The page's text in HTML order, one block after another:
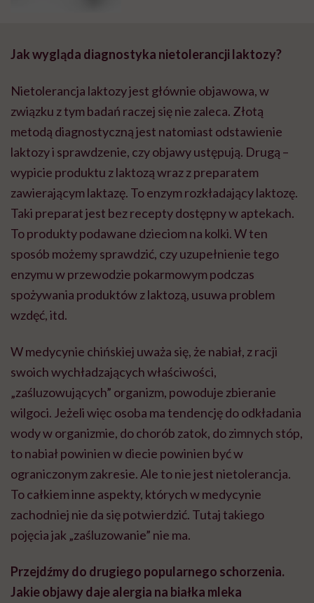
Jak wygląda diagnostyka nietolerancji laktozy?
Nietolerancja laktozy jest głównie objawowa, w
związku z tym badań raczej się nie zaleca. Złotą
metodą diagnostyczną jest natomiast odstawienie
laktozy i sprawdzenie, czy objawy ustępują. Drugą –
wypicie produktu z laktozą wraz z preparatem
zawierającym laktazę. To enzym rozkładający laktozę.
Taki preparat jest bez recepty dostępny w aptekach.
To produkty podawane dzieciom na kolki. W ten
sposób możemy sprawdzić, czy uzupełnienie tego
enzymu w przewodzie pokarmowym podczas
spożywania produktów z laktozą, usuwa problem
wzdęć, itd.
W medycynie chińskiej uważa się, że nabiał, z racji
swoich wychładzających właściwości,
„zaśluzowujących” organizm, powoduje zbieranie
wilgoci. Jeżeli więc osoba ma tendencję do odkładania
wody w organizmie, do chorób zatok, do zimnych stóp,
to nabiał powinien w diecie powinien być w
ograniczonym zakresie. Ale to nie jest nietolerancja.
To całkiem inne aspekty, których w medycynie
zachodniej nie da się potwierdzić. Tutaj takiego
pojęcia jak „zaśluzowanie” nie ma.
Przejdźmy do drugiego popularnego schorzenia.
Jakie objawy daje alergia na białka mleka